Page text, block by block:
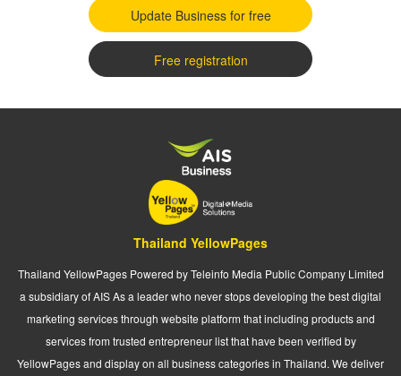
Update Business for free
Free registration
Thailand YellowPages
Thailand YellowPages Powered by Teleinfo Media Public Company Limited
a subsidiary of AIS As a leader who never stops developing the best digital
marketing services through website platform that including products and
services from trusted entrepreneur list that have been verified by
YellowPages and display on all business categories in Thailand. We deliver